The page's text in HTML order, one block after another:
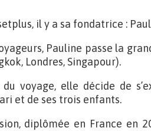
il y a sa fondatrice :
Pauline passe la
Londres, Singapour).
voyage, elle décide de
et de ses trois enfants.
diplômée en France en